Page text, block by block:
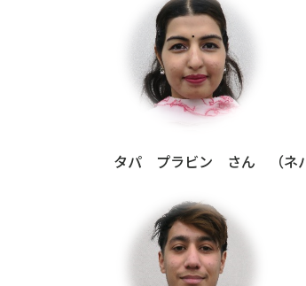
タパ プラビン さん （ネパ